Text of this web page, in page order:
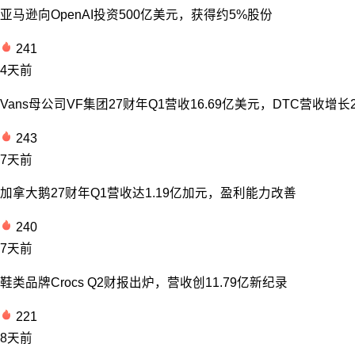
亚马逊向OpenAI投资500亿美元，获得约5%股份
241
4天前
Vans母公司VF集团27财年Q1营收16.69亿美元，DTC营收增长
243
7天前
加拿大鹅27财年Q1营收达1.19亿加元，盈利能力改善
240
7天前
鞋类品牌Crocs Q2财报出炉，营收创11.79亿新纪录
221
8天前